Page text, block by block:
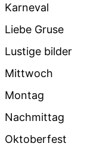
Karneval
Liebe Gruse
Lustige bilder
Mittwoch
Montag
Nachmittag
Oktoberfest